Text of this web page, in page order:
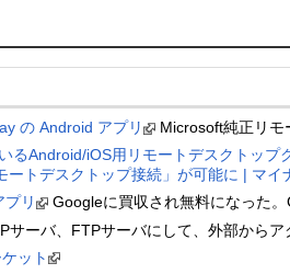
の Android アプリ
Microsoft純正リモ
るAndroid/iOS用リモートデスクトッ
トデスクトップ接続」が可能に | マイ
リ
Googleに買収され無料になった
サーバ、FTPサーバにして、外部からア
ット